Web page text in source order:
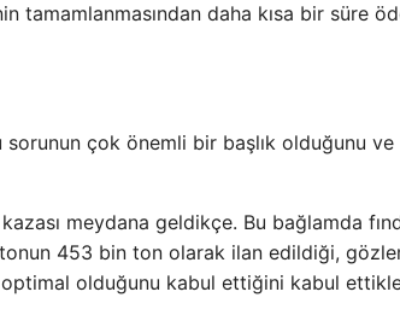
tamamlanmasından daha kısa bir süre
sorunun çok önemli bir başlık olduğunu
meydana geldikçe. Bu bağlamda
tonun 453 bin ton olarak ilan edildiği,
olduğunu kabul ettiğini kabul